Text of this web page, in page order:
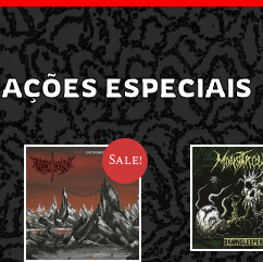
ESPECIAIS
Sale!